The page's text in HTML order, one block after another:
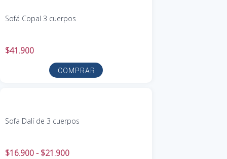
Sofá Copal 3 cuerpos
$41.900
COMPRAR
Sofa Dalí de 3 cuerpos
$16.900- $21.900